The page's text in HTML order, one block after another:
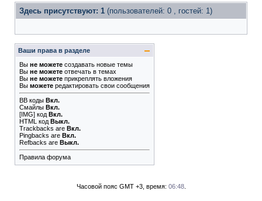
Здесь присутствуют: 1 (пользователей: 0 , гостей: 1)
Ваши права в разделе
Вы не можете создавать новые темы
Вы не можете отвечать в темах
Вы не можете прикреплять вложения
Вы можете редактировать свои сообщения
BB коды Вкл.
Смайлы Вкл.
[IMG] код Вкл.
HTML код Выкл.
Trackbacks are Вкл.
Pingbacks are Вкл.
Refbacks are Выкл.
Правила форума
Часовой пояс GMT +3, время: 06:48.